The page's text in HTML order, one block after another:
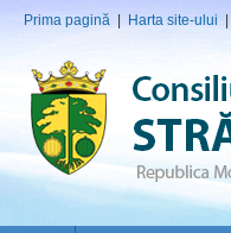
Prima pagină Harta site-ului